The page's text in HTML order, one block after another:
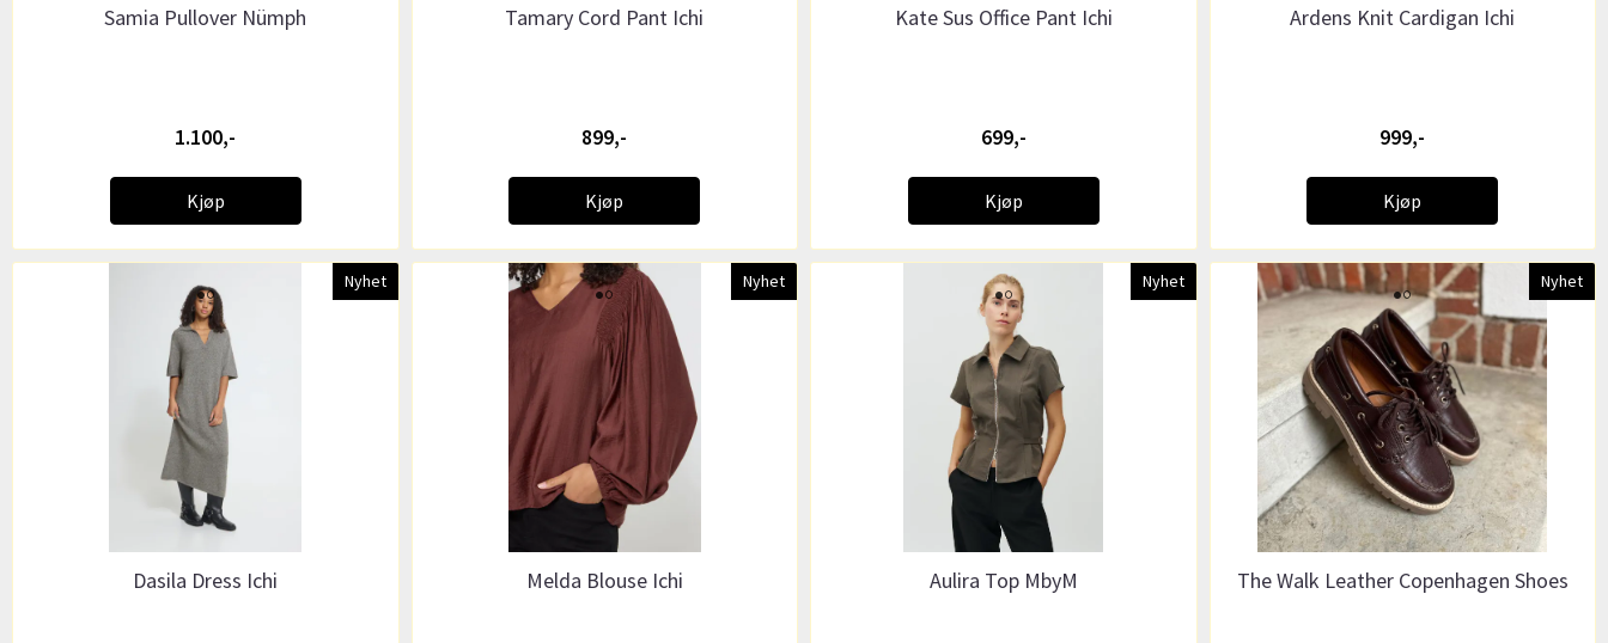
Samia Pullover Nümph
1.100,-
Kjøp
Tamary Cord Pant Ichi
899,-
Kjøp
Kate Sus Office Pant Ichi
699,-
Kjøp
Ardens Knit Cardigan Ichi
999,-
Kjøp
Nyhet
Dasila Dress Ichi
Nyhet
Melda Blouse Ichi
Nyhet
Aulira Top MbyM
Nyhet
The Walk Leather Copenhagen Shoes